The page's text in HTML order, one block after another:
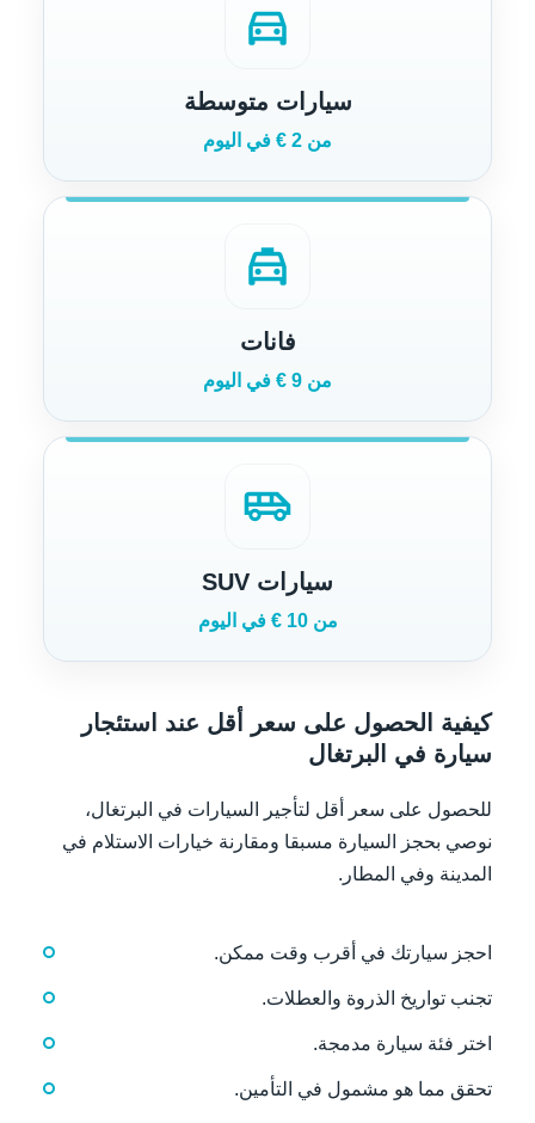
directions_car
سيارات متوسطة
من 2 € في اليوم
local_taxi
فانات
من 9 € في اليوم
airport_shuttle
سيارات SUV
من 10 € في اليوم
كيفية الحصول على سعر أقل عند استئجار
سيارة في البرتغال
للحصول على سعر أقل لتأجير السيارات في البرتغال،
نوصي بحجز السيارة مسبقا ومقارنة خيارات الاستلام في
المدينة وفي المطار.
احجز سيارتك في أقرب وقت ممكن.
تجنب تواريخ الذروة والعطلات.
اختر فئة سيارة مدمجة.
تحقق مما هو مشمول في التأمين.